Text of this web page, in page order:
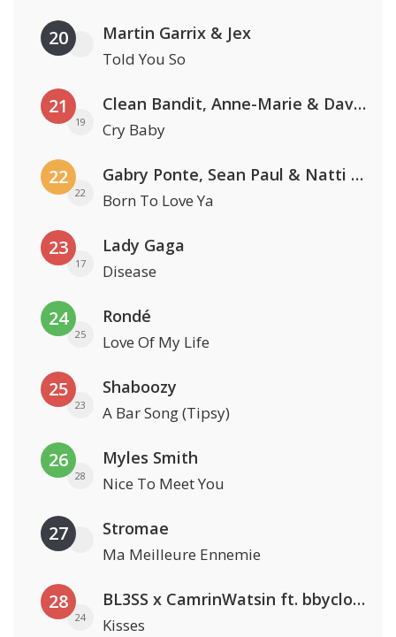
20 Martin Garrix & Jex
Told You So
21
19
Clean Bandit, Anne-Marie & David Guetta
Cry Baby
22
22
Gabry Ponte, Sean Paul & Natti Natasha
Born To Love Ya
23
17
Lady Gaga
Disease
24
25
Rondé
Love Of My Life
25
23
Shaboozy
A Bar Song (Tipsy)
26
28
Myles Smith
Nice To Meet You
27 Stromae
Ma Meilleure Ennemie
28
24
BL3SS x CamrinWatsin ft. bbyclose
Kisses